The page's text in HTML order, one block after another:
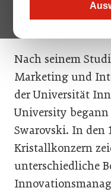
bekannten
Nach seinem
Marketing und
der Universität
University begann
Swarovski. In den
Kristallkonzern
unterschiedliche